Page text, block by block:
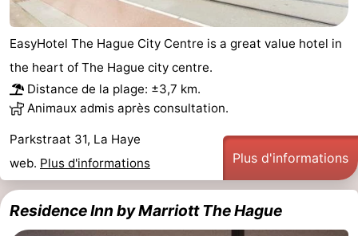
EasyHotel The Hague City Centre is a great value hotel in
the heart of The Hague city centre.
Distance de la plage: ±3,7 km.
Animaux admis après consultation.
Parkstraat 31, La Haye
web. Plus d'informations Plus d'informations
Residence Inn by Marriott The Hague